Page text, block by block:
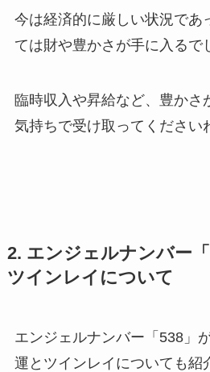
今は経済的に厳しい状況であ
ては財や豊かさが手に入るで
臨時収入や昇給など、豊かさ
気持ちで受け取ってください
2. エンジェルナンバー
ツインレイについて
エンジェルナンバー「538」
運とツインレイについても紹